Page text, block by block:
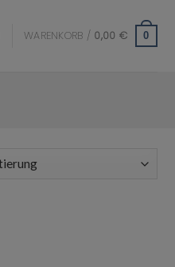
WARENKORB / 0,00 € 0